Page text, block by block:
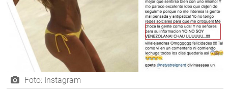
Foto: Instagram